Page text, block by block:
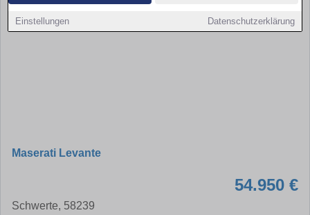
Einstellungen Datenschutzerklärung
Maserati Levante
54.950 €
Schwerte, 58239